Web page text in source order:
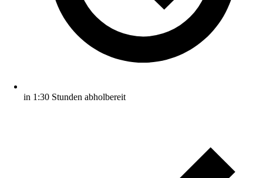
in 1:30 Stunden abholbereit